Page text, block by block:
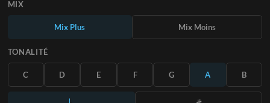
Disponible dans les 12 tonalités avec des Mix Plus et Moins
pour chaque partition et le chant original.
S'ABONNER
MIX
Mix Plus Mix Moins
TONALITÉ
C D E F G A B